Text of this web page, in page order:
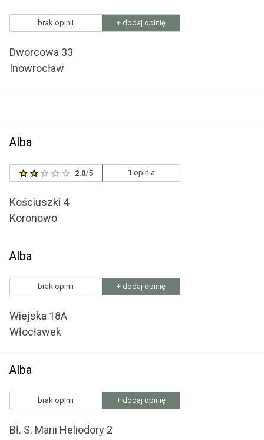
brak opinii + dodaj opinię
Dworcowa 33
Inowrocław
Alba
2.0/5 1 opinia
Kościuszki 4
Koronowo
Alba
brak opinii + dodaj opinię
Wiejska 18A
Włocławek
Alba
brak opinii + dodaj opinię
Bł. S. Marii Heliodory 2